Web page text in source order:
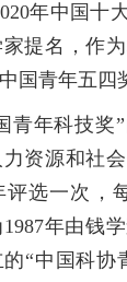
年中国十
提名，作
国青年五四
青年科技奖
资源和社
评选一次，
年由钱
“中国科协